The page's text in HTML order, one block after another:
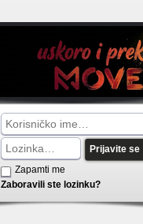
Prijavite se
Zapamti me
Zaboravili ste lozinku?